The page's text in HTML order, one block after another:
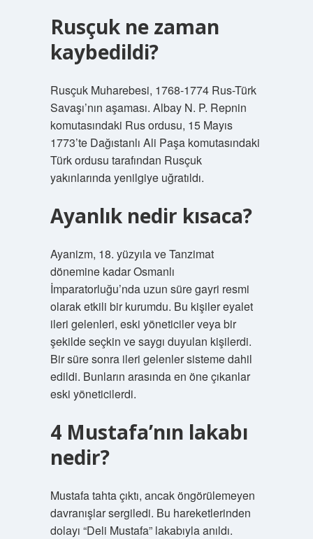
Rusçuk ne zaman
kaybedildi?
Rusçuk Muharebesi, 1768-1774 Rus-Türk
Savaşı’nın aşaması. Albay N. P. Repnin
komutasındaki Rus ordusu, 15 Mayıs
1773’te Dağıstanlı Ali Paşa komutasındaki
Türk ordusu tarafından Rusçuk
yakınlarında yenilgiye uğratıldı.
Ayanlık nedir kısaca?
Ayanizm, 18. yüzyıla ve Tanzimat
dönemine kadar Osmanlı
İmparatorluğu’nda uzun süre gayri resmi
olarak etkili bir kurumdu. Bu kişiler eyalet
ileri gelenleri, eski yöneticiler veya bir
şekilde seçkin ve saygı duyulan kişilerdi.
Bir süre sonra ileri gelenler sisteme dahil
edildi. Bunların arasında en öne çıkanlar
eski yöneticilerdi.
4 Mustafa’nın lakabı
nedir?
Mustafa tahta çıktı, ancak öngörülemeyen
davranışlar sergiledi. Bu hareketlerinden
dolayı “Deli Mustafa” lakabıyla anıldı.